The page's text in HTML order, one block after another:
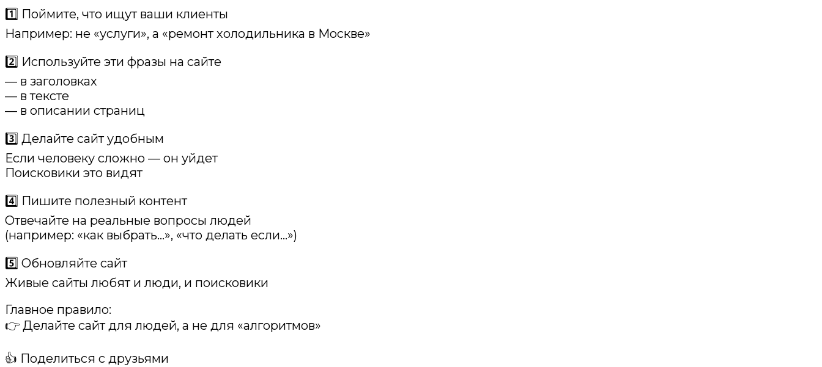
1️⃣ Поймите, что ищут ваши клиенты
Например: не «услуги», а «ремонт холодильника в Москве»
2️⃣ Используйте эти фразы на сайте
— в заголовках
— в тексте
— в описании страниц
3️⃣ Делайте сайт удобным
Если человеку сложно — он уйдет
Поисковики это видят
4️⃣ Пишите полезный контент
Отвечайте на реальные вопросы людей
(например: «как выбрать…», «что делать если…»)
5️⃣ Обновляйте сайт
Живые сайты любят и люди, и поисковики
Главное правило:
👉 Делайте сайт для людей, а не для «алгоритмов»
👍 Поделиться с друзьями